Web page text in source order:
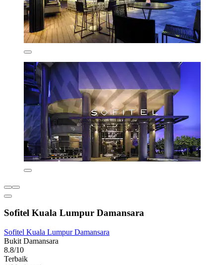
Sofitel Kuala Lumpur Damansara
Sofitel Kuala Lumpur Damansara
Bukit Damansara
8.8/10
Terbaik